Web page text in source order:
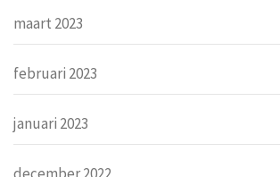
maart 2023
februari 2023
januari 2023